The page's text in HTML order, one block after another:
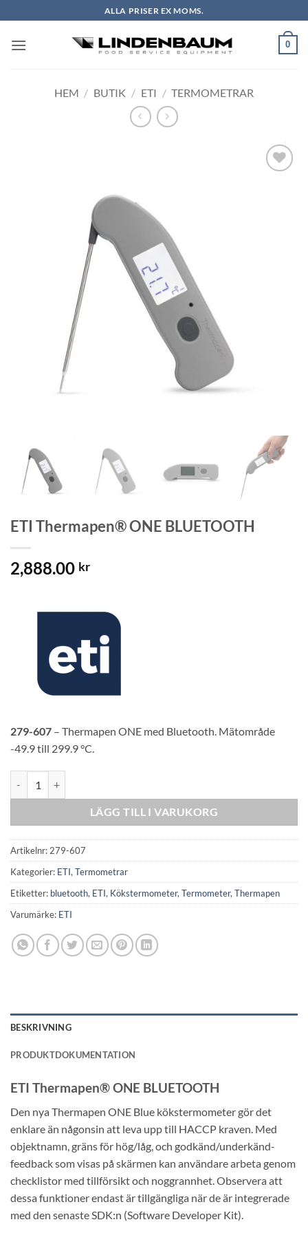
to
content
ALLA PRISER EX MOMS.
0
HEM / BUTIK / ETI / TERMOMETRAR
ETI Thermapen® ONE BLUETOOTH
2,888.00 kr
279-607 – Thermapen ONE med Bluetooth. Mätområde
-49.9 till 299.9 °C.
LÄGG TILL I VARUKORG
Artikelnr:279-607
Kategorier: ETI,Termometrar
Etiketter: bluetooth, ETI, Kökstermometer,Termometer,Thermapen
Varumärke: ETI
BESKRIVNING
PRODUKTDOKUMENTATION
ETI Thermapen® ONE BLUETOOTH
Den nya Thermapen ONE Blue kökstermometer gör det
enklare än någonsin att leva upp till HACCP kraven. Med
objektnamn, gräns för hög/låg, och godkänd/underkänd-
feedback som visas på skärmen kan användare arbeta genom
checklistor med tillförsikt och noggrannhet. Observera att
dessa funktioner endast är tillgängliga när de är integrerade
med den senaste SDK:n (Software Developer Kit).